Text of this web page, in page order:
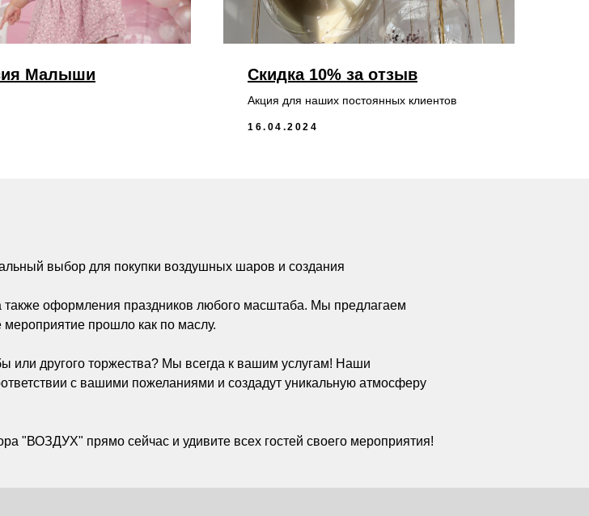
Малыши Скидка 10% за отзыв
Акция для наших постоянных клиентов
16.04.2024
выбор для покупки воздушных шаров и создания
оформления праздников любого масштаба. Мы предлагаем
прошло как по маслу.
или другого торжества? Мы всегда к вашим услугам! Наши
с вашими пожеланиями и создадут уникальную атмосферу
"ВОЗДУХ" прямо сейчас и удивите всех гостей своего мероприятия!